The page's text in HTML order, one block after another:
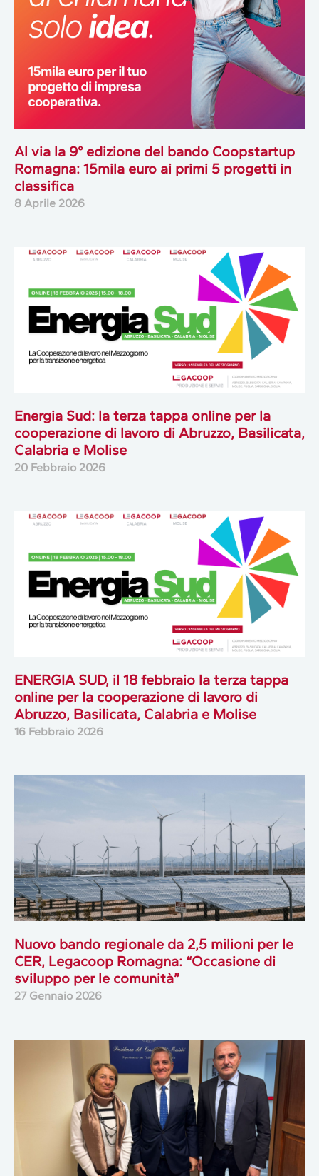
Al via la 9° edizione del bando Coopstartup
Romagna: 15mila euro ai primi 5 progetti in
classifica
8 Aprile 2026
Energia Sud: la terza tappa online per la
cooperazione di lavoro di Abruzzo, Basilicata,
Calabria e Molise
20 Febbraio 2026
ENERGIA SUD, il 18 febbraio la terza tappa
online per la cooperazione di lavoro di
Abruzzo, Basilicata, Calabria e Molise
16 Febbraio 2026
Nuovo bando regionale da 2,5 milioni per le
CER, Legacoop Romagna: “Occasione di
sviluppo per le comunità”
27 Gennaio 2026